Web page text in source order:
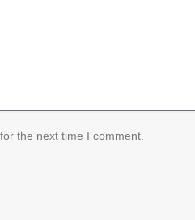
the next time I comment.